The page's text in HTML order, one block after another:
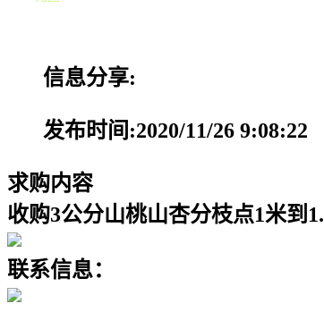
信息分享:
发布时间:2020/11/26 9:08:22
求购内容
收购3公分山桃山杏分枝点1米到
联系信息：